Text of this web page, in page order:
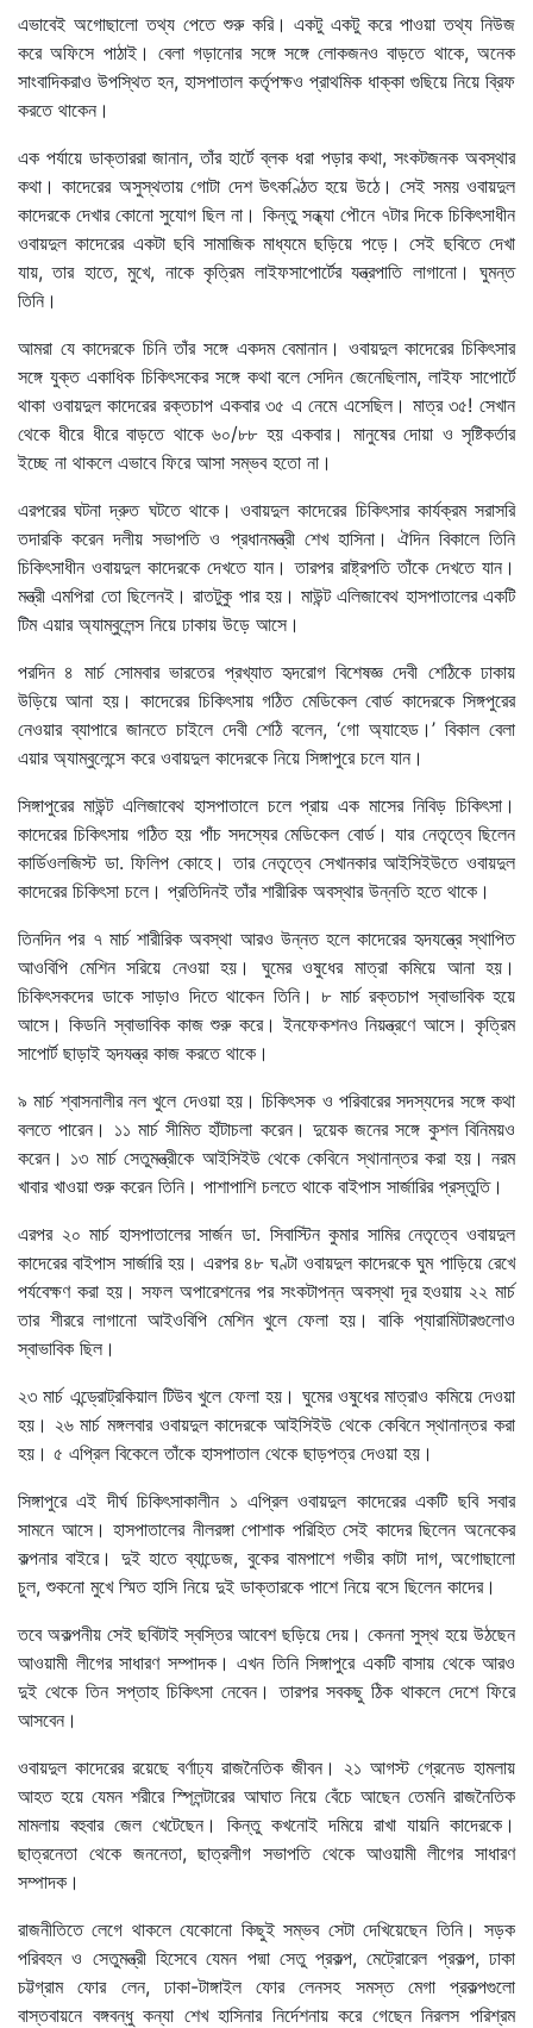
এভাবেই অগোছালো তথ্য পেতে শুরু করি। একটু একটু করে পাওয়া তথ্য নিউজ
করে অফিসে পাঠাই। বেলা গড়ানোর সঙ্গে সঙ্গে লোকজনও বাড়তে থাকে, অনেক
সাংবাদিকরাও উপস্থিত হন, হাসপাতাল কর্তৃপক্ষও প্রাথমিক ধাক্কা গুছিয়ে নিয়ে ব্রিফ
করতে থাকেন।
এক পর্যায়ে ডাক্তাররা জানান, তাঁর হার্টে ব্লক ধরা পড়ার কথা, সংকটজনক অবস্থার
কথা। কাদেরের অসুস্থতায় গোটা দেশ উৎকণ্ঠিত হয়ে উঠে। সেই সময় ওবায়দুল
কাদেরকে দেখার কোনো সুযোগ ছিল না। কিন্তু সন্ধ্যা পৌনে ৭টার দিকে চিকিৎসাধীন
ওবায়দুল কাদেরের একটা ছবি সামাজিক মাধ্যমে ছড়িয়ে পড়ে। সেই ছবিতে দেখা
যায়, তার হাতে, মুখে, নাকে কৃত্রিম লাইফসাপোর্টের যন্ত্রপাতি লাগানো। ঘুমন্ত
তিনি।
আমরা যে কাদেরকে চিনি তাঁর সঙ্গে একদম বেমানান। ওবায়দুল কাদেরের চিকিৎসার
সঙ্গে যুক্ত একাধিক চিকিৎসকের সঙ্গে কথা বলে সেদিন জেনেছিলাম, লাইফ সাপোর্টে
থাকা ওবায়দুল কাদেরের রক্তচাপ একবার ৩৫ এ নেমে এসেছিল। মাত্র ৩৫! সেখান
থেকে ধীরে ধীরে বাড়তে থাকে ৬০/৮৮ হয় একবার। মানুষের দোয়া ও সৃষ্টিকর্তার
ইচ্ছে না থাকলে এভাবে ফিরে আসা সম্ভব হতো না।
এরপরের ঘটনা দ্রুত ঘটতে থাকে। ওবায়দুল কাদেরের চিকিৎসার কার্যক্রম সরাসরি
তদারকি করেন দলীয় সভাপতি ও প্রধানমন্ত্রী শেখ হাসিনা। ঐদিন বিকালে তিনি
চিকিৎসাধীন ওবায়দুল কাদেরকে দেখতে যান। তারপর রাষ্ট্রপতি তাঁকে দেখতে যান।
মন্ত্রী এমপিরা তো ছিলেনই। রাতটুকু পার হয়। মাউন্ট এলিজাবেথ হাসপাতালের একটি
টিম এয়ার অ্যাম্বুলেন্স নিয়ে ঢাকায় উড়ে আসে।
পরদিন ৪ মার্চ সোমবার ভারতের প্রখ্যাত হৃদরোগ বিশেষজ্ঞ দেবী শেঠিকে ঢাকায়
উড়িয়ে আনা হয়। কাদেরের চিকিৎসায় গঠিত মেডিকেল বোর্ড কাদেরকে সিঙ্গপুরের
নেওয়ার ব্যাপারে জানতে চাইলে দেবী শেঠি বলেন, ‘গো অ্যাহেড।’ বিকাল বেলা
এয়ার অ্যাম্বুলেন্সে করে ওবায়দুল কাদেরকে নিয়ে সিঙ্গাপুরে চলে যান।
সিঙ্গাপুরের মাউন্ট এলিজাবেথ হাসপাতালে চলে প্রায় এক মাসের নিবিড় চিকিৎসা।
কাদেরের চিকিৎসায় গঠিত হয় পাঁচ সদস্যের মেডিকেল বোর্ড। যার নেতৃত্বে ছিলেন
কার্ডিওলজিস্ট ডা. ফিলিপ কোহে। তার নেতৃত্বে সেখানকার আইসিইউতে ওবায়দুল
কাদেরের চিকিৎসা চলে। প্রতিদিনই তাঁর শারীরিক অবস্থার উন্নতি হতে থাকে।
তিনদিন পর ৭ মার্চ শারীরিক অবস্থা আরও উন্নত হলে কাদেরের হৃদযন্ত্রে স্থাপিত
আওবিপি মেশিন সরিয়ে নেওয়া হয়। ঘুমের ওষুধের মাত্রা কমিয়ে আনা হয়।
চিকিৎসকদের ডাকে সাড়াও দিতে থাকেন তিনি। ৮ মার্চ রক্তচাপ স্বাভাবিক হয়ে
আসে। কিডনি স্বাভাবিক কাজ শুরু করে। ইনফেকশনও নিয়ন্ত্রণে আসে। কৃত্রিম
সাপোর্ট ছাড়াই হৃদযন্ত্র কাজ করতে থাকে।
৯ মার্চ শ্বাসনালীর নল খুলে দেওয়া হয়। চিকিৎসক ও পরিবারের সদস্যদের সঙ্গে কথা
বলতে পারেন। ১১ মার্চ সীমিত হাঁটাচলা করেন। দুয়েক জনের সঙ্গে কুশল বিনিময়ও
করেন। ১৩ মার্চ সেতুমন্ত্রীকে আইসিইউ থেকে কেবিনে স্থানান্তর করা হয়। নরম
খাবার খাওয়া শুরু করেন তিনি। পাশাপাশি চলতে থাকে বাইপাস সার্জারির প্রস্তুতি।
এরপর ২০ মার্চ হাসপাতালের সার্জন ডা. সিবাস্টিন কুমার সামির নেতৃত্বে ওবায়দুল
কাদেরের বাইপাস সার্জারি হয়। এরপর ৪৮ ঘণ্টা ওবায়দুল কাদেরকে ঘুম পাড়িয়ে রেখে
পর্যবেক্ষণ করা হয়। সফল অপারেশনের পর সংকটাপন্ন অবস্থা দূর হওয়ায় ২২ মার্চ
তার শীররে লাগানো আইওবিপি মেশিন খুলে ফেলা হয়। বাকি প্যারামিটারগুলোও
স্বাভাবিক ছিল।
২৩ মার্চ এন্ড্রোট্রকিয়াল টিউব খুলে ফেলা হয়। ঘুমের ওষুধের মাত্রাও কমিয়ে দেওয়া
হয়। ২৬ মার্চ মঙ্গলবার ওবায়দুল কাদেরকে আইসিইউ থেকে কেবিনে স্থানান্তর করা
হয়। ৫ এপ্রিল বিকেলে তাঁকে হাসপাতাল থেকে ছাড়পত্র দেওয়া হয়।
সিঙ্গাপুরে এই দীর্ঘ চিকিৎসাকালীন ১ এপ্রিল ওবায়দুল কাদেরের একটি ছবি সবার
সামনে আসে। হাসপাতালের নীলরঙ্গা পোশাক পরিহিত সেই কাদের ছিলেন অনেকের
কল্পনার বাইরে। দুই হাতে ব্যান্ডেজ, বুকের বামপাশে গভীর কাটা দাগ, অগোছালো
চুল, শুকনো মুখে স্মিত হাসি নিয়ে দুই ডাক্তারকে পাশে নিয়ে বসে ছিলেন কাদের।
তবে অকল্পনীয় সেই ছবিটাই স্বস্তির আবেশ ছড়িয়ে দেয়। কেননা সুস্থ হয়ে উঠছেন
আওয়ামী লীগের সাধারণ সম্পাদক। এখন তিনি সিঙ্গাপুরে একটি বাসায় থেকে আরও
দুই থেকে তিন সপ্তাহ চিকিৎসা নেবেন। তারপর সবকছু ঠিক থাকলে দেশে ফিরে
আসবেন।
ওবায়দুল কাদেরের রয়েছে বর্ণাঢ্য রাজনৈতিক জীবন। ২১ আগস্ট গ্রেনেড হামলায়
আহত হয়ে যেমন শরীরে স্প্লিন্টারের আঘাত নিয়ে বেঁচে আছেন তেমনি রাজনৈতিক
মামলায় বহুবার জেল খেটেছেন। কিন্তু কখনোই দমিয়ে রাখা যায়নি কাদেরকে।
ছাত্রনেতা থেকে জননেতা, ছাত্রলীগ সভাপতি থেকে আওয়ামী লীগের সাধারণ
সম্পাদক।
রাজনীতিতে লেগে থাকলে যেকোনো কিছুই সম্ভব সেটা দেখিয়েছেন তিনি। সড়ক
পরিবহন ও সেতুমন্ত্রী হিসেবে যেমন পদ্মা সেতু প্রকল্প, মেট্রোরেল প্রকল্প, ঢাকা
চট্টগ্রাম ফোর লেন, ঢাকা-টাঙ্গাইল ফোর লেনসহ সমস্ত মেগা প্রকল্পগুলো
বাস্তবায়নে বঙ্গবন্ধু কন্যা শেখ হাসিনার নির্দেশনায় করে গেছেন নিরলস পরিশ্রম